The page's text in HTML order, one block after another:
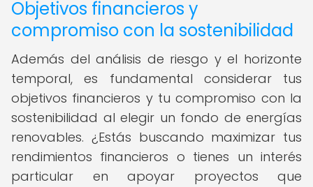
Objetivos financieros y
compromiso con la sostenibilidad
Además del análisis de riesgo y el horizonte
temporal, es fundamental considerar tus
objetivos financieros y tu compromiso con la
sostenibilidad al elegir un fondo de energías
renovables. ¿Estás buscando maximizar tus
rendimientos financieros o tienes un interés
particular en apoyar proyectos que